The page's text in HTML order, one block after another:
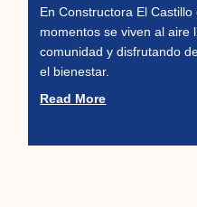
En Constructora El
momentos se viven al aire
comunidad y disfrutando
el bienestar.
Read More